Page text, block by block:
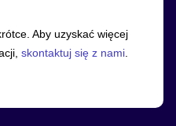
Aby uzyskać więcej
skontaktuj się z nami